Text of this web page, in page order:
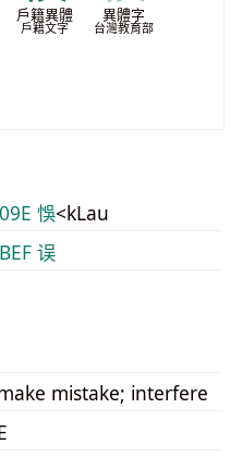
戶籍異體
戶籍文字
異體字
台灣教育部
悞<kLau
误
mistake; interfere